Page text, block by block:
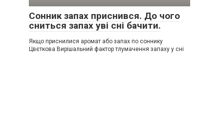
Сонник запах приснився. До чого
сниться запах уві сні бачити.
Якщо приснилися аромат або запах по соннику
Цвєткова Вирішальний фактор тлумачення запаху у сні